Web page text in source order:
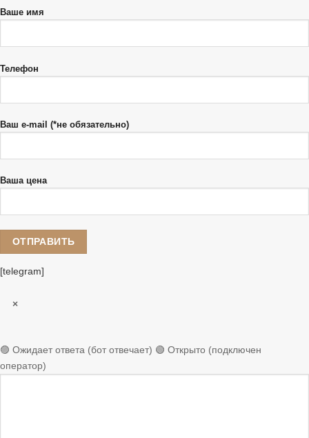
Ваше имя
Телефон
Ваш e-mail (*не обязательно)
Ваша цена
[telegram]
×
🟣 Ожидает ответа (бот отвечает) 🟢 Открыто (подключен
оператор)